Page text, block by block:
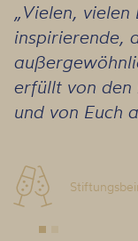
„Vielen,
inspirierende,
erfüllt von den
und von Euch